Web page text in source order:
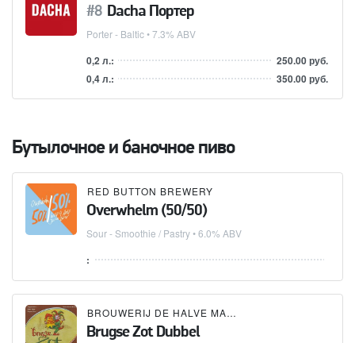
Dacha Портер
Porter - Baltic• 7.3% ABV
0,2 л.:
250.00 руб.
0,4 л.:
350.00 руб.
Бутылочное и баночное пиво
RED BUTTON BREWERY
Overwhelm (50/50)
Sour - Smoothie / Pastry• 6.0% ABV
:
BROUWERIJ DE HALVE MAAN
Brugse Zot Dubbel